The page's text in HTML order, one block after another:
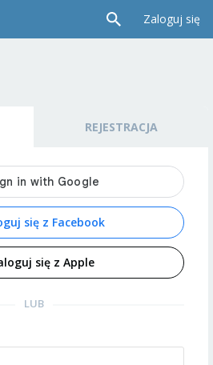
Zaloguj się
REJESTRACJA
się z Facebook
się z Apple
LUB